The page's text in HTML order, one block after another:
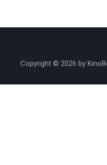
Copyright © 2026 by